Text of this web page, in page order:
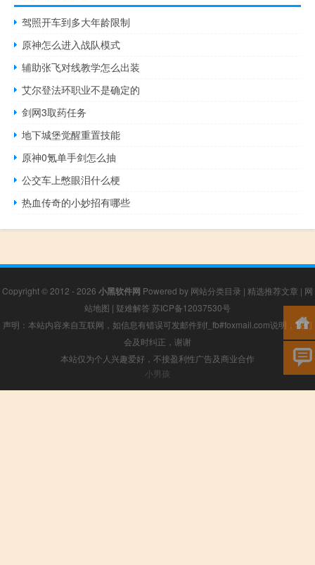
驾照开车到多大年龄限制
原神怎么进入战队模式
辅助张飞对线教学怎么出装
艾尔登法环职业不是确定的
剑网3取药任务
地下城堡觉醒重置技能
原神0氪单手剑怎么抽
公交车上憋眼泪什么梗
热血传奇的小妙招有哪些
Copyright © 2012 - 2026 小黑软件网 Powered by 网站分类目录 | 精选推荐文章 | 网
站地图 | 疑难解答 苏ICP备12037530号
声明：本站内容来自互联网，如信息有错误可发邮件到f_fb#foxmail.com说明，我们
会及时纠正，谢谢
本站仅为个人兴趣爱好，不接盈利性广告及商业合作
小男孩